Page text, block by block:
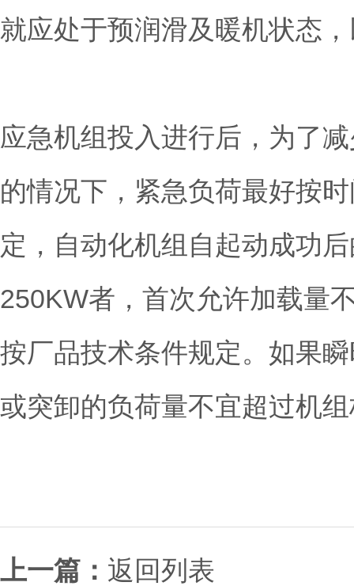
就应处于预润滑及暖机状态
应急机组投入进行后，为了
的情况下，紧急负荷最好按
定，自动化机组自起动成功
250KW者，首次允许加载量
按厂品技术条件规定。如果
或突卸的负荷量不宜超过机
上一篇： 返回列表